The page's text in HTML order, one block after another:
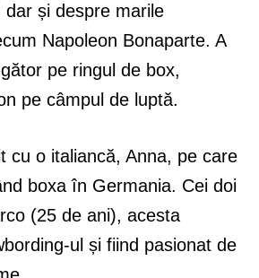
dar și despre marile
Napoleon Bonaparte. A
pe ringul de box,
pe câmpul de luptă.
cu o italiancă, Anna, pe care
boxa în Germania. Cei doi
(25 de ani), acesta
ul și fiind pasionat de